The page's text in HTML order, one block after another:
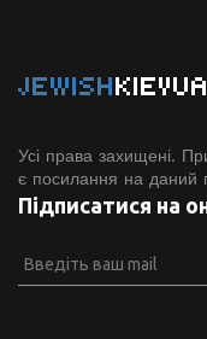
JEWISHKIEVUA
Усі права захищені.
є посилання на даний
Підписатися на